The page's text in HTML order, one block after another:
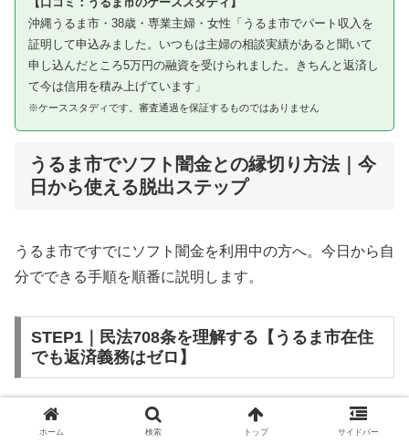
沖縄うるま市・38歳・専業主婦・女性「うるま市でパート収入を
証明して申込みました。いつもは主婦の相談実績があると聞いて
申し込んだところ5万円の融資を受けられました。きちんと返済し
て今は信用を積み上げています」
※ケーススタディです。審査通過を保証するものではありません
うるま市でソフト闇金との縁切り方法｜今
日から使える脱出ステップ
うるま市ですでにソフト闇金を利用中の方へ。今日から自
分でできる手順を順番に説明します。
STEP1｜民法708条を理解する【うるま市在住
でも返済義務はゼロ】
ソフト闇金を含む闇金との金銭消費貸借契約は、公序良俗
ホーム 検索 トップ サイドバー